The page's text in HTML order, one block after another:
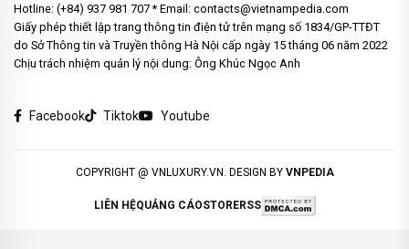
Hotline: (+84) 937 981 707 * Email: contacts@vietnampedia.com
Giấy phép thiết lập trang thông tin điện tử trên mạng số 1834/GP-TTĐT
do Sở Thông tin và Truyền thông Hà Nội cấp ngày 15 tháng 06 năm 2022
Chịu trách nhiệm quản lý nội dung: Ông Khúc Ngọc Anh
Facebook Tiktok Youtube
COPYRIGHT @ VNLUXURY.VN. DESIGN BY VNPEDIA
LIÊN HỆQUẢNG CÁOSTORERSS